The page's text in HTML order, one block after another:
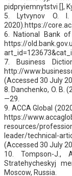
pidpryiemnytstvi [],
5. Lytvynov O.
2020).https://
6. National Bank
https://
7. Business
http://
(Accessed 30 July
8. Danchenko, O. B.
—29.
9. ACCA Global
https://
resources/
leader/technical-
(Accessed 30 July
10. Tompson-
Stratehycheskyj
Moscow, Russia.